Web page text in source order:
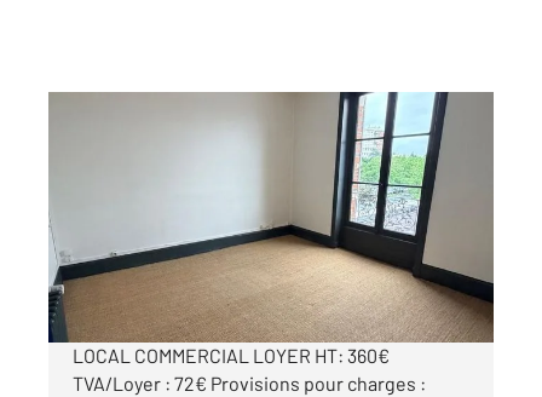
Appartement Local à louer
532 €
par mois charges comprises
LOCAL COMMERCIAL LOYER HT: 360€
TVA/Loyer : 72€ Provisions pour charges :